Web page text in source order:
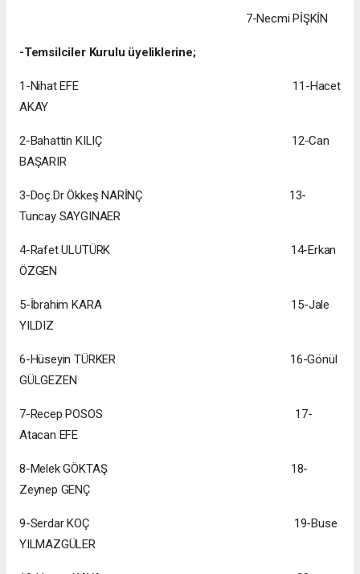
7-Necmi PİŞKİN
-Temsilciler Kurulu üyeliklerine;
1-Nihat EFE 11-Hacet
AKAY
2-Bahattin KILIÇ 12-Can
BAŞARIR
3-Doç.Dr Ökkeş NARİNÇ 13-
Tuncay SAYGINAER
4-Rafet ULUTÜRK 14-Erkan
ÖZGEN
5-İbrahim KARA 15-Jale
YILDIZ
6-Hüseyin TÜRKER 16-Gönül
GÜLGEZEN
7-Recep POSOS 17-
Atacan EFE
8-Melek GÖKTAŞ 18-
Zeynep GENÇ
9-Serdar KOÇ 19-Buse
YILMAZGÜLER